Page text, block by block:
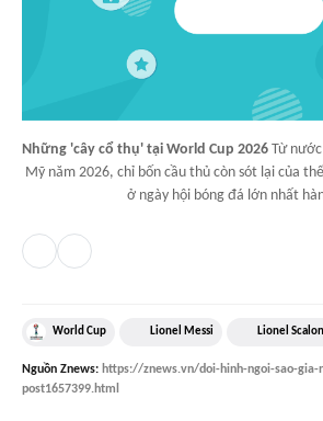
Những 'cây cổ thụ' tại World Cup 2026 Từ
Mỹ năm 2026, chỉ bốn cầu thủ còn sót lại của
ở ngày hội bóng đá lớn nhất
World Cup Lionel Messi Lionel
Nguồn Znews: https://znews.vn/doi-hinh-ngoi-sao-gia-
post1657399.html